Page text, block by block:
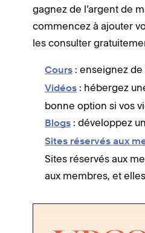
gagnez de l’argent de
commencez à ajouter
les consulter
Cours : enseignez
Vidéos : hébergez
bonne option si vos
Blogs : développez
Sites réservés aux
Sites réservés aux
aux membres, et